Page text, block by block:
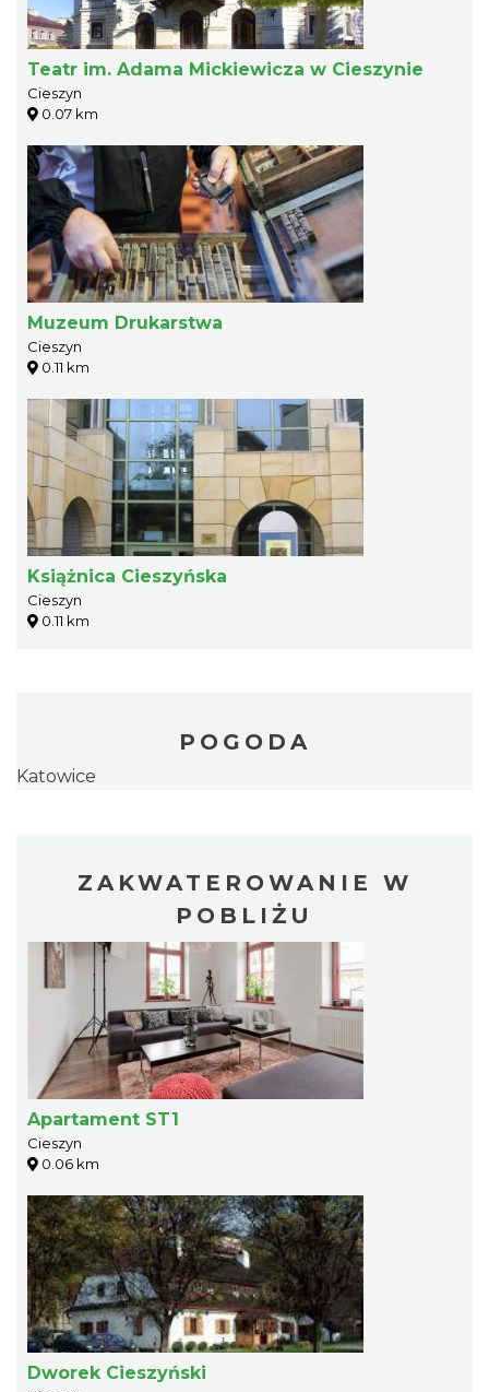
Teatr im. Adama Mickiewicza w Cieszynie
Cieszyn
0.07 km
Muzeum Drukarstwa
Cieszyn
0.11 km
Książnica Cieszyńska
Cieszyn
0.11 km
POGODA
Katowice
ZAKWATEROWANIE W
POBLIŻU
Apartament ST1
Cieszyn
0.06 km
Dworek Cieszyński